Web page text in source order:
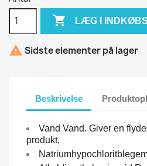
 LÆG I
 Sidste elementer på lager
Beskrivelse
Vand Vand. Giver en
produkt,